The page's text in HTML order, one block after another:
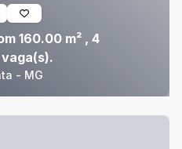
160.00 m² , 4
- MG